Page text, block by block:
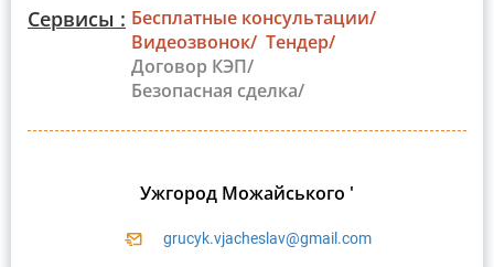
Сервисы : Бесплатные консультации/
Видеозвонок/ Тендер/
Договор КЭП/
Безопасная сделка/
Ужгород Можайського '
grucyk.vjacheslav@gmail.com